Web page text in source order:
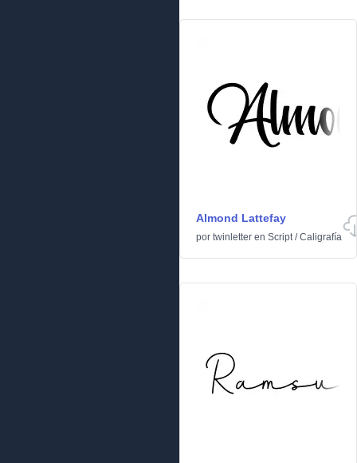
Almond Lattefay
por twinletter en Script/Caligrafía